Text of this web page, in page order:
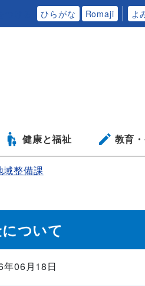
ひらがな Romaji よ
健康と福祉 教育
域整備課
ついて
年06月18日